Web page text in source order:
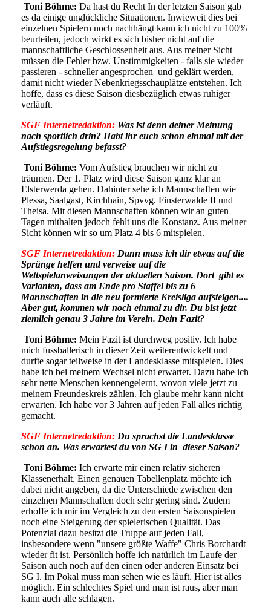
Toni Böhme: Da hast du Recht In der letzten Saison gab
es da einige unglückliche Situationen. Inwieweit dies bei
einzelnen Spielern noch nachhängt kann ich nicht zu 100%
beurteilen, jedoch wirkt es sich bisher nicht auf die
mannschaftliche Geschlossenheit aus. Aus meiner Sicht
müssen die Fehler bzw. Unstimmigkeiten - falls sie wieder
passieren - schneller angesprochen und geklärt werden,
damit nicht wieder Nebenkriegsschauplätze entstehen. Ich
hoffe, dass es diese Saison diesbezüglich etwas ruhiger
verläuft.
SGF Internetredaktion: Was ist denn deiner Meinung
nach sportlich drin? Habt ihr euch schon einmal mit der
Aufstiegsregelung befasst?
Toni Böhme: Vom Aufstieg brauchen wir nicht zu
träumen. Der 1. Platz wird diese Saison ganz klar an
Elsterwerda gehen. Dahinter sehe ich Mannschaften wie
Plessa, Saalgast, Kirchhain, Spvvg. Finsterwalde II und
Theisa. Mit diesen Mannschaften können wir an guten
Tagen mithalten jedoch fehlt uns die Konstanz. Aus meiner
Sicht können wir so um Platz 4 bis 6 mitspielen.
SGF Internetredaktion: Dann muss ich dir etwas auf die
Sprünge helfen und verweise auf die
Wettspielanweisungen der aktuellen Saison. Dort gibt es
Varianten, dass am Ende pro Staffel bis zu 6
Mannschaften in die neu formierte Kreisliga aufsteigen....
Aber gut, kommen wir noch einmal zu dir. Du bist jetzt
ziemlich genau 3 Jahre im Verein. Dein Fazit?
Toni Böhme: Mein Fazit ist durchweg positiv. Ich habe
mich fussballerisch in dieser Zeit weiterentwickelt und
durfte sogar teilweise in der Landesklasse mitspielen. Dies
habe ich bei meinem Wechsel nicht erwartet. Dazu habe ich
sehr nette Menschen kennengelernt, wovon viele jetzt zu
meinem Freundeskreis zählen. Ich glaube mehr kann nicht
erwarten. Ich habe vor 3 Jahren auf jeden Fall alles richtig
gemacht.
SGF Internetredaktion: Du sprachst die Landesklasse
schon an. Was erwartest du von SG I in dieser Saison?
Toni Böhme: Ich erwarte mir einen relativ sicheren
Klassenerhalt. Einen genauen Tabellenplatz möchte ich
dabei nicht angeben, da die Unterschiede zwischen den
einzelnen Mannschaften doch sehr gering sind. Zudem
erhoffe ich mir im Vergleich zu den ersten Saisonspielen
noch eine Steigerung der spielerischen Qualität. Das
Potenzial dazu besitzt die Truppe auf jeden Fall,
insbesondere wenn "unsere größte Waffe" Chris Borchardt
wieder fit ist. Persönlich hoffe ich natürlich im Laufe der
Saison auch noch auf den einen oder anderen Einsatz bei
SG I. Im Pokal muss man sehen wie es läuft. Hier ist alles
möglich. Ein schlechtes Spiel und man ist raus, aber man
kann auch alle schlagen.